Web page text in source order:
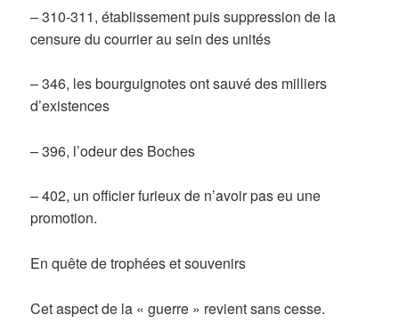
– 310-311, établissement puis suppression de la
censure du courrier au sein des unités
– 346, les bourguignotes ont sauvé des milliers
d’existences
– 396, l’odeur des Boches
– 402, un officier furieux de n’avoir pas eu une
promotion.
En quête de trophées et souvenirs
Cet aspect de la « guerre » revient sans cesse.